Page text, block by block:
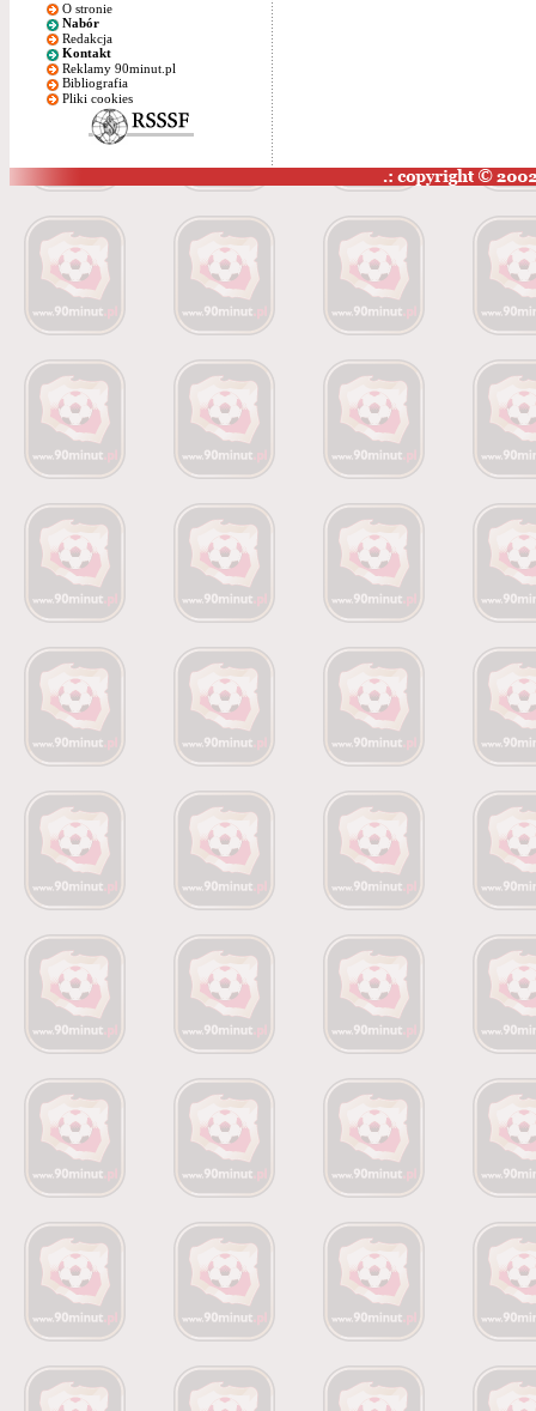
O stronie
Nabór
Redakcja
Kontakt
Reklamy 90minut.pl
Bibliografia
Pliki cookies